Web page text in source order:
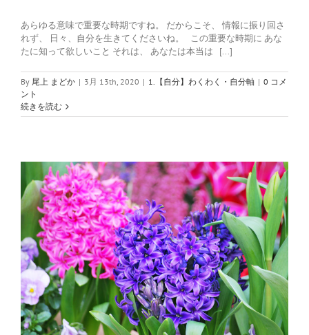
あらゆる意味で重要な時期ですね。 だからこそ、 情報に振り回さ
れず、 日々、自分を生きてくださいね。 この重要な時期に あな
たに知って欲しいこと それは、 あなたは本当は [...]
By 尾上 まどか | 3月 13th, 2020 | 1.【自分】わくわく・自分軸 | 0 コメ
ント
続きを読む